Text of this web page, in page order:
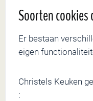
Soorten
Er bestaan
eigen
Christels Keuken
: